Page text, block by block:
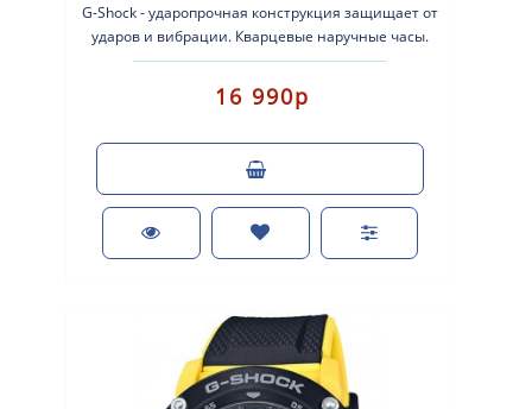
G-Shock - ударопрочная конструкция защищает от
ударов и вибрации. Кварцевые наручные часы.
Экран: Стрелки + электроника. Корп..
16 990р